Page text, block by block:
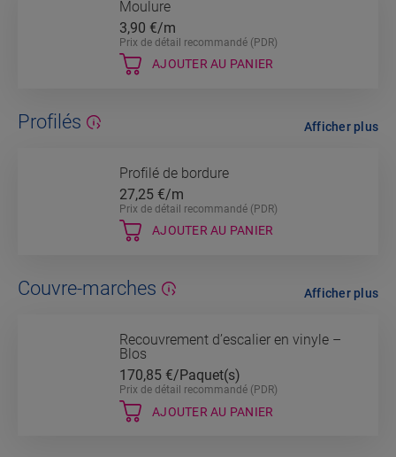
Moulure
3,90 €/m
Prix de détail recommandé (PDR)
AJOUTER AU PANIER
Profilés
Profilé de bordure
27,25 €/m
Prix de détail recommandé (PDR)
AJOUTER AU PANIER
Afficher plus
Couvre-marches
Recouvrement d’escalier en vinyle –
Blos
170,85 €/Paquet(s)
Prix de détail recommandé (PDR)
AJOUTER AU PANIER
Afficher plus